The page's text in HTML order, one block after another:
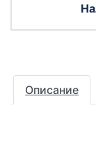
Описание